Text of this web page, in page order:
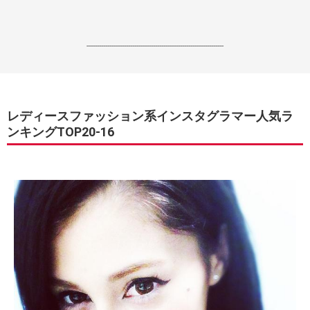
------------------------------------------------------------------
レディースファッション系インスタグラマー人気ラ
ンキングTOP20-16